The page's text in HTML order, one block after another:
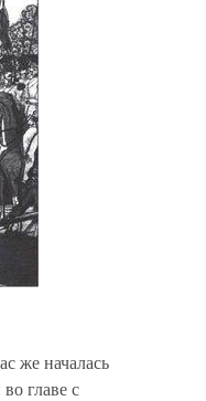
же началась
главе с